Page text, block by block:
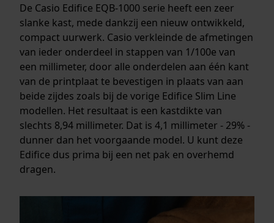
De Casio Edifice EQB-1000 serie heeft een zeer
slanke kast, mede dankzij een nieuw ontwikkeld,
compact uurwerk. Casio verkleinde de afmetingen
van ieder onderdeel in stappen van 1/100e van
een millimeter, door alle onderdelen aan één kant
van de printplaat te bevestigen in plaats van aan
beide zijdes zoals bij de vorige Edifice Slim Line
modellen. Het resultaat is een kastdikte van
slechts 8,94 millimeter. Dat is 4,1 millimeter - 29% -
dunner dan het voorgaande model. U kunt deze
Edifice dus prima bij een net pak en overhemd
dragen.